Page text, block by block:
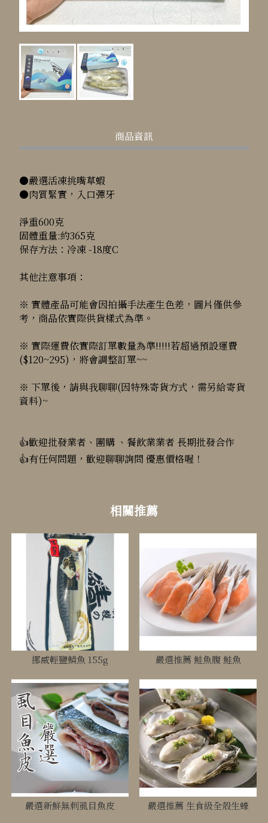
商品資訊
●嚴選活凍挑嘴草蝦
●肉質緊實，入口彈牙
淨重600克
固體重量:約365克
保存方法：冷凍 -18度C
其他注意事項：
※ 實體產品可能會因拍攝手法產生色差，圖片僅供參
考，商品依實際供貨樣式為準。
※ 實際運費依實際訂單數量為準!!!!!若超過預設運費
($120~295)，將會調整訂單~~
※ 下單後，請與我聊聊(因特殊寄貨方式，需另給寄貨
資料)~
👍歡迎批發業者、團購 、餐飲業業者 長期批發合作
👍有任何問題，歡迎聊聊詢問 優惠價格喔！
挪威輕鹽鯖魚 155g 嚴選推薦 鮭魚腹 鮭魚
嚴選新鮮無刺虱目魚皮 嚴選推薦 生食級全殼生蠔